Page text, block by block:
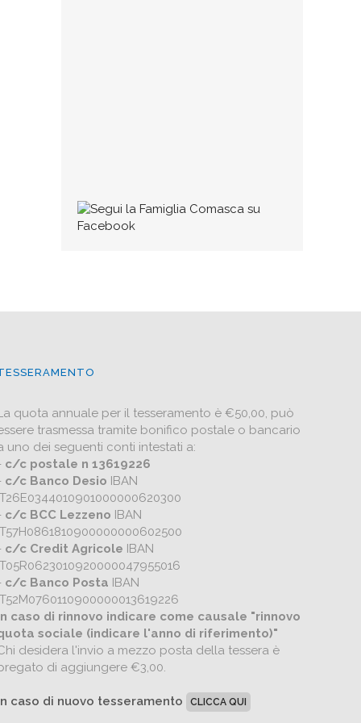
quota annuale per il tesseramento è €50,00, può
trasmessa tramite bonifico postale o bancario
uno dei seguenti conti intestati a:
c/c postale n 13619226
c/c Banco Desio IBAN
c/c BCC Lezzeno IBAN
c/c Credit Agricole IBAN
c/c Banco Posta IBAN
caso di rinnovo indicare come causale "rinnovo
sociale (indicare l'anno di riferimento)"
desidera l'invio a mezzo posta della tessera è
di aggiungere €3,00.
caso di nuovo tesseramento CLICCA QUI